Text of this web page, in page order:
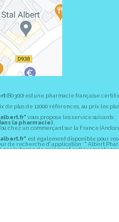
(80300) est une pharmacie française
de plus de 11000 références, au prix les
vous propose les service suivants :
la pharmacie).
chez un commerçant sur la France
est également disponible pour vos
de recherche d' application : " Albert
par la borne de paiement entièrement